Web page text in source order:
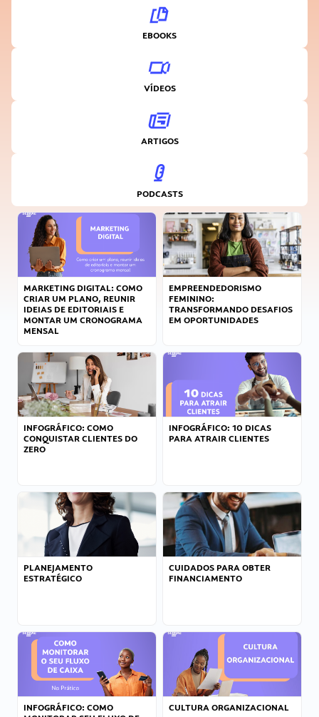
EBOOKS
VÍDEOS
ARTIGOS
PODCASTS
MARKETING DIGITAL: COMO
CRIAR UM PLANO, REUNIR
IDEIAS DE EDITORIAIS E
MONTAR UM CRONOGRAMA
MENSAL
EMPREENDEDORISMO
FEMININO:
TRANSFORMANDO DESAFIOS
EM OPORTUNIDADES
INFOGRÁFICO: COMO
CONQUISTAR CLIENTES DO
ZERO
INFOGRÁFICO: 10 DICAS
PARA ATRAIR CLIENTES
PLANEJAMENTO
ESTRATÉGICO
CUIDADOS PARA OBTER
FINANCIAMENTO
INFOGRÁFICO: COMO
CULTURA ORGANIZACIONAL